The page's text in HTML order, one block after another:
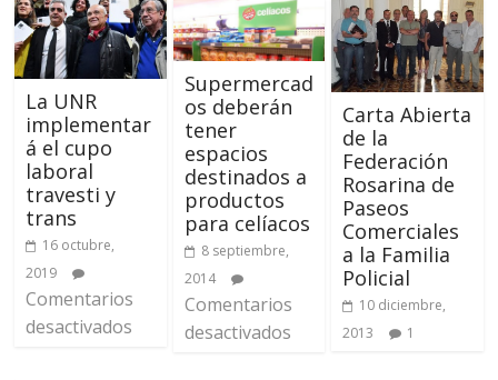
La UNR
implementar
á el cupo
laboral
travesti y
trans
16 octubre,
2019
Comentarios
desactivados
Supermercad
os deberán
tener
espacios
destinados a
productos
para celíacos
8 septiembre,
2014
Comentarios
desactivados
Carta Abierta
de la
Federación
Rosarina de
Paseos
Comerciales
a la Familia
Policial
10 diciembre,
2013
1